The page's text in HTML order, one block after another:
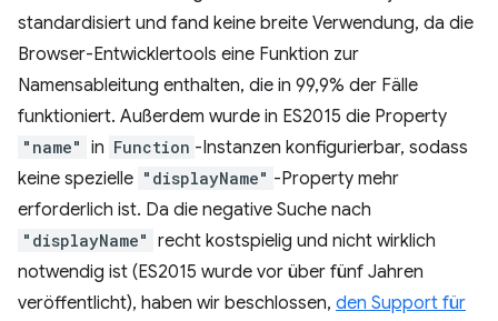
standardisiert und fand keine breite Verwendung, da die
Browser-Entwicklertools eine Funktion zur
Namensableitung enthalten, die in 99,9% der Fälle
funktioniert. Außerdem wurde in ES2015 die Property
"name" in Function -Instanzen konfigurierbar, sodass
keine spezielle "displayName" -Property mehr
erforderlich ist. Da die negative Suche nach
"displayName" recht kostspielig und nicht wirklich
notwendig ist (ES2015 wurde vor über fünf Jahren
veröffentlicht), haben wir beschlossen, den Support für